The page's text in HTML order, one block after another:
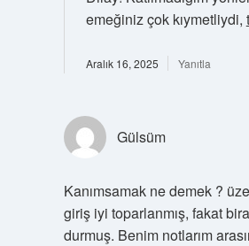
emeğiniz çok kıymetliydi,
Aralık 16, 2025 Yanıtla
Gülsüm
Kanımsamak ne demek ?
giriş iyi toparlanmış, fakat
durmuş. Benim notlarım